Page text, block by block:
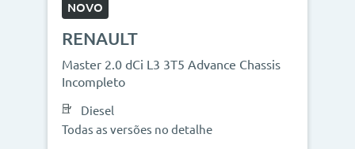
NOVO
RENAULT
Master 2.0 dCi L3 3T5 Advance Chassis
Incompleto
Diesel
Todas as versões no detalhe